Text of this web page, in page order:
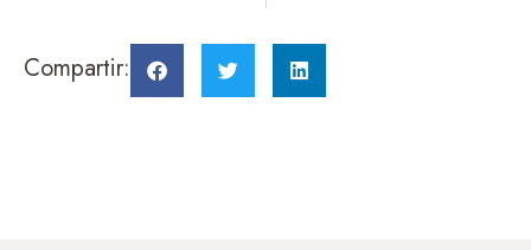
Compartir: